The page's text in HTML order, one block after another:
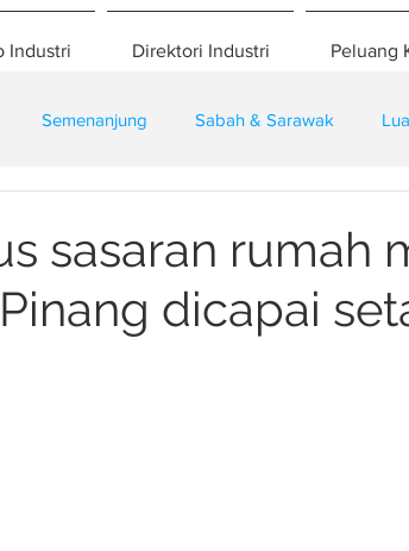
Industri Direktori Industri Peluang
Semenanjung Sabah & Sarawak
sasaran rumah
dicapai